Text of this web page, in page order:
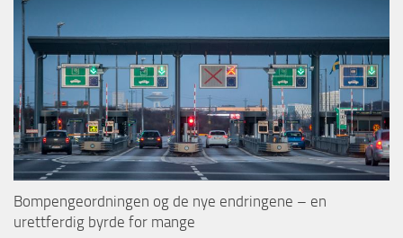
Bompengeordningen og de nye endringene – en
urettferdig byrde for mange